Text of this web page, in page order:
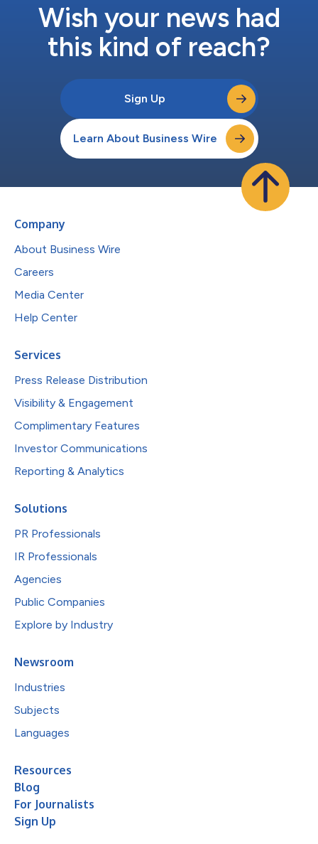
Wish your news had
this kind of reach?
Sign Up
Learn About Business Wire
Company
About Business Wire
Careers
Media Center
Help Center
Services
Press Release Distribution
Visibility & Engagement
Complimentary Features
Investor Communications
Reporting & Analytics
Solutions
PR Professionals
IR Professionals
Agencies
Public Companies
Explore by Industry
Newsroom
Industries
Subjects
Languages
Resources
Blog
For Journalists
Sign Up